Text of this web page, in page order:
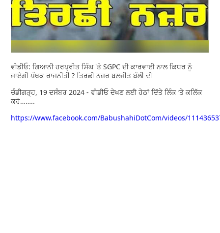
ਵੀਡੀਓ: ਗਿਆਨੀ ਹਰਪ੍ਰੀਤ ਸਿੰਘ 'ਤੇ SGPC ਦੀ ਕਾਰਵਾਈ ਨਾਲ ਕਿਧਰ ਨੂੰ
ਜਾਏਗੀ ਪੰਥਕ ਰਾਜਨੀਤੀ ? ਤਿਰਛੀ ਨਜ਼ਰ ਬਲਜੀਤ ਬੱਲੀ ਦੀ
ਚੰਡੀਗੜ੍ਹ, 19 ਦਸੰਬਰ 2024 - ਵੀਡੀਓ ਦੇਖਣ ਲਈ ਹੇਠਾਂ ਦਿੱਤੇ ਲਿੰਕ ‘ਤੇ ਕਲਿੱਕ
ਕਰੋ……..
https://www.facebook.com/BabushahiDotCom/videos/